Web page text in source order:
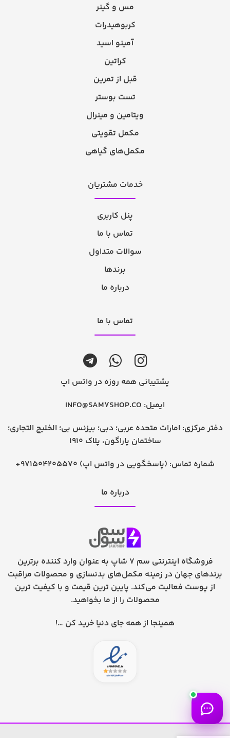
مس و گینر
کربوهیدرات
آمینو اسید
کراتین
قبل از تمرین
تست بوستر
ویتامین و مینرال
مکمل تقویتی
مکمل‌های گیاهی
خدمات مشتریان
پنل کاربری
تماس با ما
سوالات متداول
برندها
درباره ما
تماس با ما
پشتیبانی همه روزه در واتس اپ
ایمیل: INFO@SAM7SHOP.CO
دفتر مرکزی: امارات متحده عربی؛ دبی؛ بیزنس بی؛ الخلیج التجاری؛
ساختمان پاراگون، پلاک 1910
شماره تماس: +971504205570 (پاسخگویی در واتس اپ)
درباره ما
فروشگاه اینترنتی سم 7 شاپ به عنوان وارد کننده برترین
برندهای جهان در زمینه مکمل‌های بدنسازی و محصولات مراقبت
از پوست فعالیت می‌کند. پایین ترین قیمت و با کیفیت ترین
محصولات را از ما بخواهید.
همینجا از همه جای دنیا خرید کن …!